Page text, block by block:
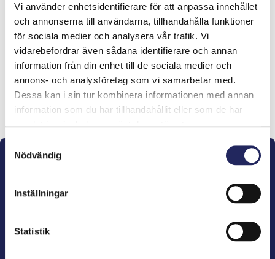
Vi använder enhetsidentifierare för att anpassa innehållet
och annonserna till användarna, tillhandahålla funktioner
för sociala medier och analysera vår trafik. Vi
vidarebefordrar även sådana identifierare och annan
information från din enhet till de sociala medier och
annons- och analysföretag som vi samarbetar med.
Dessa kan i sin tur kombinera informationen med annan
information som du har tillhandahållit eller som de har
Nödvändig
Inställningar
Statistik
Tiimille tehdyt
lahjoitukset
Lahjoita ja liity tähän tiimiin
John Nurminens Stiftelse är Östersjöns beskyddare,
förespråkare för havets betydelse, den marina